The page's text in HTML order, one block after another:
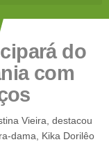
do
com
Vieira, destacou
dama, Kika Dorilêo